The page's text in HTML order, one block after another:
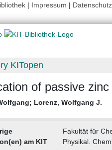
| Impressum | Datenschutz
KITopen
of passive
; Lorenz, Wolfgang J.
am KIT
Fakultät für
Physikal.